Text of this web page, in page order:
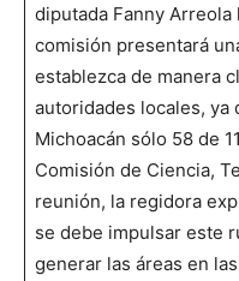
diputada Fanny
comisión presentará
establezca de manera
autoridades locales, ya
Michoacán sólo 58 de
Comisión de Ciencia,
reunión, la regidora
se debe impulsar este
generar las áreas en